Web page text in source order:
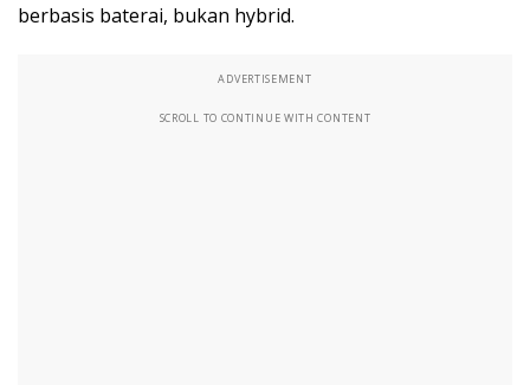
berbasis baterai, bukan hybrid.
ADVERTISEMENT
SCROLL TO CONTINUE WITH CONTENT